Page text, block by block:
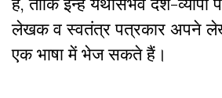
लेखक व स्वतंत्र पत्रकार अपने
एक भाषा में भेज सकते हैं।